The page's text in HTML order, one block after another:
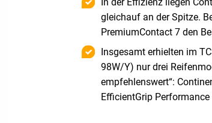
gleichauf an der Spitze.
PremiumContact 7 den
Insgesamt erhielten im
98W/Y) nur drei
empfehlenswert“:
EfficientGrip Performance